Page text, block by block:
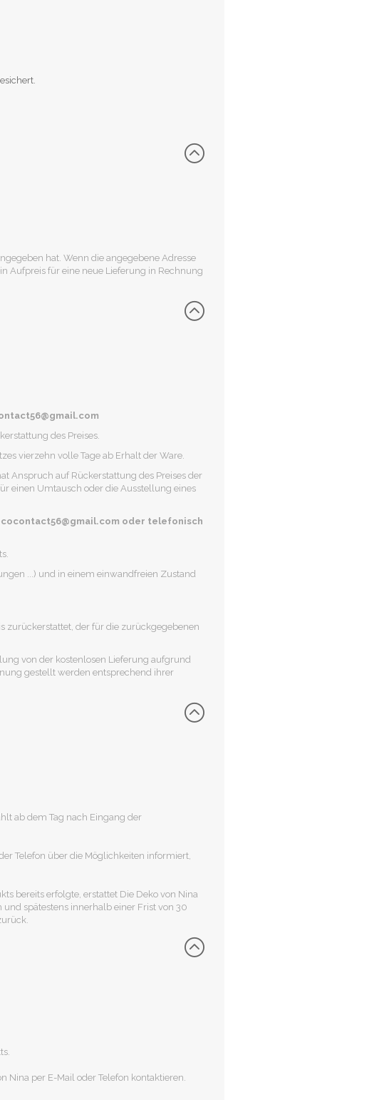
hat. Wenn die angegebene Adresse
Aufpreis für eine neue Lieferung in Rechnung
des Preises.
vierzehn volle Tage ab Erhalt der Ware.
Anspruch auf Rückerstattung des Preises der
einen Umtausch oder die Ausstellung eines
oder telefonisch
...) und in einem einwandfreien Zustand
zurückerstattet, der für die zurückgegebenen
von der kostenlosen Lieferung aufgrund
gestellt werden entsprechend ihrer
ab dem Tag nach Eingang der
Telefon über die Möglichkeiten informiert,
bereits erfolgte, erstattet Die Deko von Nina
spätestens innerhalb einer Frist von 30
Nina per E-Mail oder Telefon kontaktieren.